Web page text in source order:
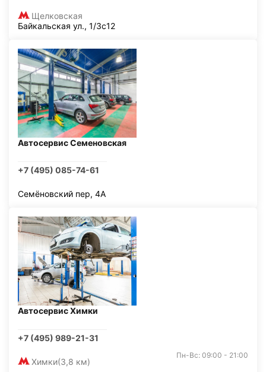
Щелковская
Байкальская ул., 1/3с12
Автосервис Семеновская
+7 (495) 085-74-61
Семёновский пер, 4А
Автосервис Химки
+7 (495) 989-21-31
Химки(3,8 км)
Пн-Вс: 09:00 - 21:00